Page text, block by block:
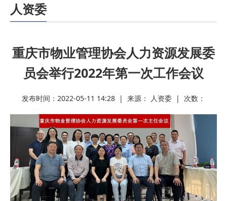
人资委
重庆市物业管理协会人力资源发展委
员会举行2022年第一次工作会议
发布时间：2022-05-11 14:28 | 来源： 人资委 | 次数：